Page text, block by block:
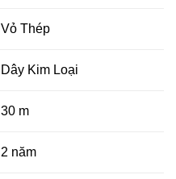
Vỏ Thép
Dây Kim Loại
30 m
2 năm